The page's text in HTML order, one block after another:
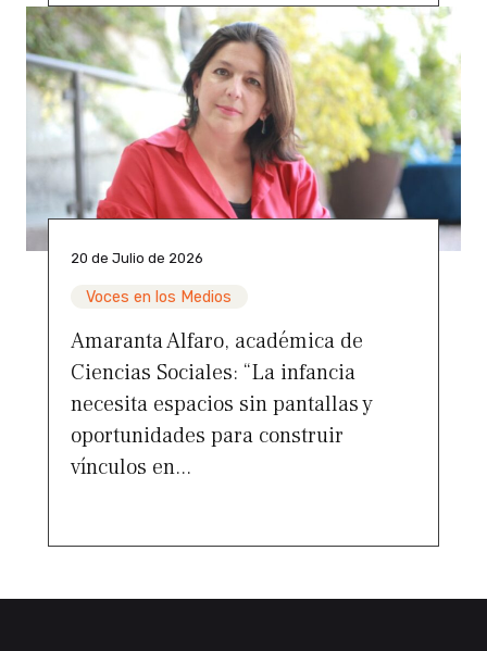
20 de Julio de 2026
Voces en los Medios
Amaranta Alfaro, académica de
Ciencias Sociales: “La infancia
necesita espacios sin pantallas y
oportunidades para construir
vínculos en...